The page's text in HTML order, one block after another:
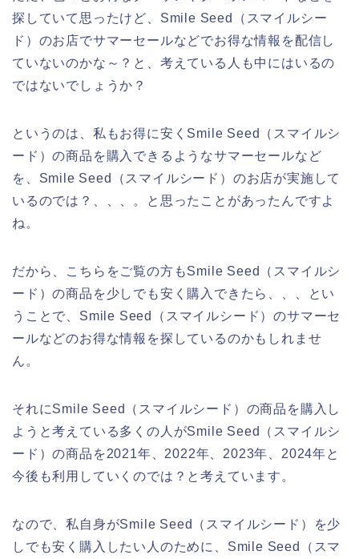
探していて思ったけど、Smile Seed（スマイルシー
ド）のお店でサマーセールなどでお得な情報を配信し
ていないのかな～？と、考えている人も中にはいるの
ではないでしょうか？
というのは、私もお得に安くSmile Seed（スマイルシ
ード）の商品を購入できるようなサマーセールなど
を、Smile Seed（スマイルシード）のお店が実施して
いるのでは？、、、。と思ったことがあったんですよ
ね。
だから、こちらをご覧の方もSmile Seed（スマイルシ
ード）の商品を少しでも安く購入できたら、、、とい
うことで、Smile Seed（スマイルシード）のサマーセ
ールなどのお得な情報を探しているのかもしれませ
ん。
それにSmile Seed（スマイルシード）の商品を購入し
ようと考えている多くの人がSmile Seed（スマイルシ
ード）の商品を2021年、2022年、2023年、2024年と
今後も利用していくのでは？と考えています。
なので、私自身がSmile Seed（スマイルシード）を少
しでも安く購入したい人のために、Smile Seed（スマ